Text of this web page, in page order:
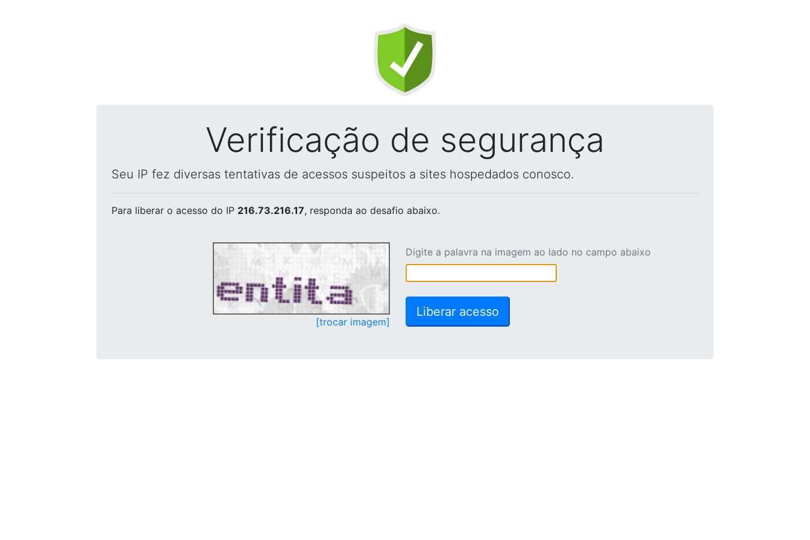
Verificação de segurança
Seu IP fez diversas tentativas de acessos suspeitos a sites hospedados conosco.
Para liberar o acesso do IP 216.73.216.17, responda ao desafio abaixo.
[trocar imagem]
Digite a palavra na imagem ao lado no campo abaixo